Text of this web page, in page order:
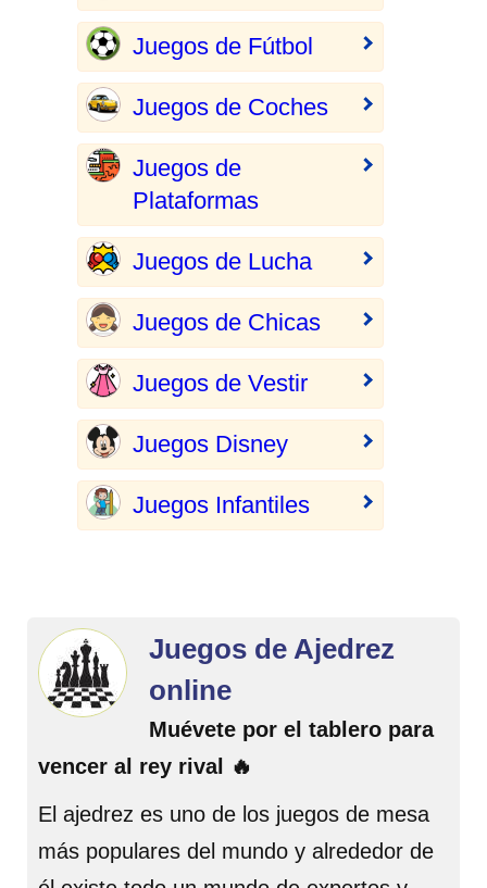
Juegos de Fútbol
Juegos de Coches
Juegos de
Plataformas
Juegos de Lucha
Juegos de Chicas
Juegos de Vestir
Juegos Disney
Juegos Infantiles
Juegos de Ajedrez
online
Muévete por el tablero para
vencer al rey rival 🔥
El ajedrez es uno de los juegos de mesa
más populares del mundo y alrededor de